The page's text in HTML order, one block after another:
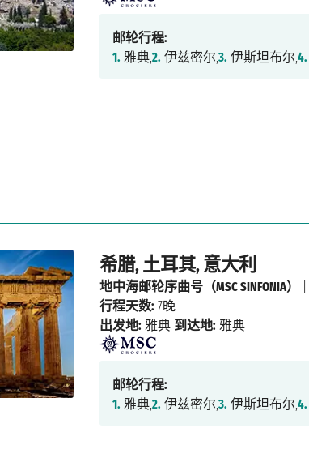
邮轮行程:
1. 雅典,2. 伊兹密尔,3. 伊斯坦布尔,4.
希腊, 土耳其, 意大利
地中海邮轮序曲号（MSC SINFONIA）
行程天数: 7晚
出发地: 雅典 到达地: 雅典
邮轮行程:
1. 雅典,2. 伊兹密尔,3. 伊斯坦布尔,4.